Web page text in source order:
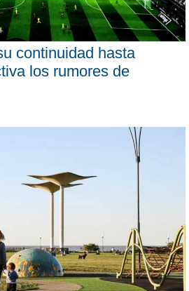
continuidad hasta
los rumores de